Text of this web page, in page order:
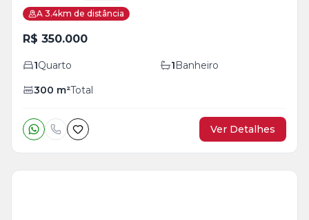
A 3.4km de distância
R$ 350.000
1Quarto 1Banheiro
300 m²Total
Ver Detalhes